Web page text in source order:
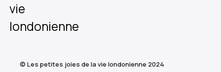
vie
londonienne
© Les petites joies de la vie londonienne 2024